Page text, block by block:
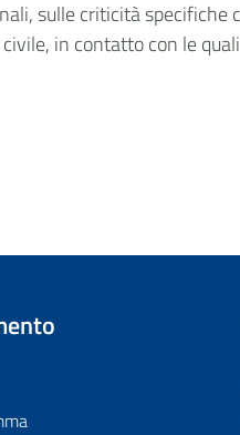
sulle criticità
in contatto con le